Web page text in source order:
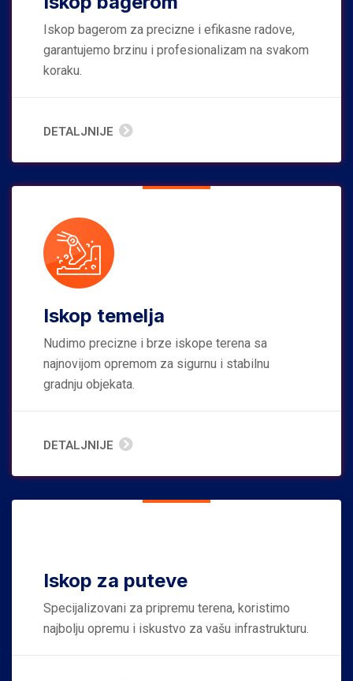
Iskop bagerom za precizne i efikasne radove,
garantujemo brzinu i profesionalizam na svakom
koraku.
DETALJNIJE
Iskop temelja
Nudimo precizne i brze iskope terena sa
najnovijom opremom za sigurnu i stabilnu
gradnju objekata.
DETALJNIJE
Iskop za puteve
Specijalizovani za pripremu terena, koristimo
najbolju opremu i iskustvo za vašu infrastrukturu.